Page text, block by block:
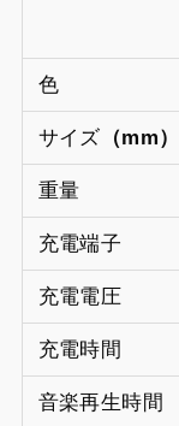
色
サイズ （mm）
重量
充電端子
充電電圧
充電時間
音楽再生時間